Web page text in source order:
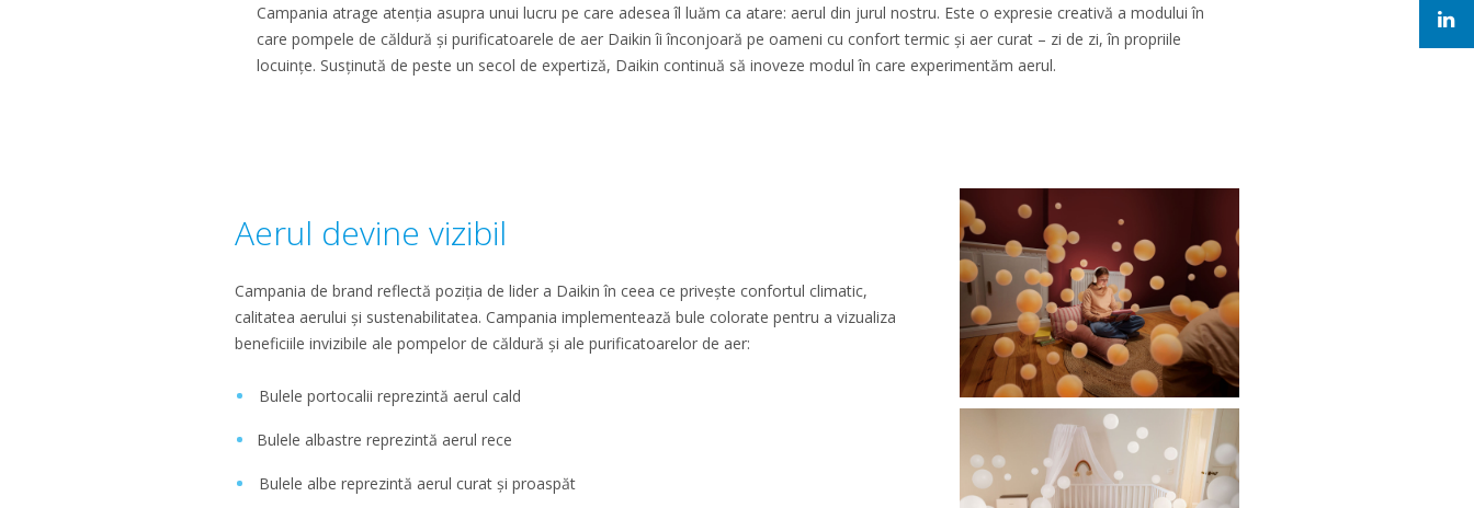
Campania atrage atenția asupra unui lucru pe care adesea îl luăm ca atare: aerul din jurul nostru. Este o expresie creativă a modului în
care pompele de căldură și purificatoarele de aer Daikin îi înconjoară pe oameni cu confort termic și aer curat – zi de zi, în propriile
locuințe. Susținută de peste un secol de expertiză, Daikin continuă să inoveze modul în care experimentăm aerul.
Aerul devine vizibil
Campania de brand reflectă poziția de lider a Daikin în ceea ce privește confortul climatic,
calitatea aerului și sustenabilitatea. Campania implementează bule colorate pentru a vizualiza
beneficiile invizibile ale pompelor de căldură și ale purificatoarelor de aer:
Bulele portocalii reprezintă aerul cald
Bulele albastre reprezintă aerul rece
Bulele albe reprezintă aerul curat și proaspăt